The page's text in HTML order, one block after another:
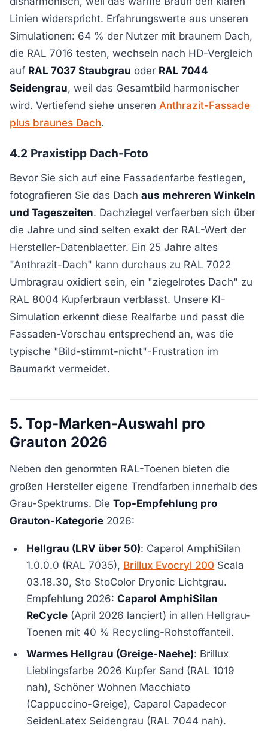
Linien widerspricht. Erfahrungswerte aus unseren
Simulationen: 64 % der Nutzer mit braunem Dach,
die RAL 7016 testen, wechseln nach HD-Vergleich
auf RAL 7037 Staubgrau oder RAL 7044
Seidengrau, weil das Gesamtbild harmonischer
wird. Vertiefend siehe unseren Anthrazit-Fassade
plus braunes Dach.
4.2 Praxistipp Dach-Foto
Bevor Sie sich auf eine Fassadenfarbe festlegen,
fotografieren Sie das Dach aus mehreren Winkeln
und Tageszeiten. Dachziegel verfaerben sich über
die Jahre und sind selten exakt der RAL-Wert der
Hersteller-Datenblaetter. Ein 25 Jahre altes
"Anthrazit-Dach" kann durchaus zu RAL 7022
Umbragrau oxidiert sein, ein "ziegelrotes Dach" zu
RAL 8004 Kupferbraun verblasst. Unsere KI-
Simulation erkennt diese Realfarbe und passt die
Fassaden-Vorschau entsprechend an, was die
typische "Bild-stimmt-nicht"-Frustration im
Baumarkt vermeidet.
5. Top-Marken-Auswahl pro
Grauton 2026
Neben den genormten RAL-Toenen bieten die
großen Hersteller eigene Trendfarben innerhalb des
Grau-Spektrums. Die Top-Empfehlung pro
Grauton-Kategorie 2026:
Hellgrau (LRV über 50): Caparol AmphiSilan
1.0.0.0 (RAL 7035), Brillux Evocryl 200 Scala
03.18.30, Sto StoColor Dryonic Lichtgrau.
Empfehlung 2026:Caparol AmphiSilan
ReCycle (April 2026 lanciert) in allen Hellgrau-
Toenen mit 40 % Recycling-Rohstoffanteil.
Warmes Hellgrau (Greige-Naehe): Brillux
Lieblingsfarbe 2026 Kupfer Sand (RAL 1019
nah), Schöner Wohnen Macchiato
(Cappuccino-Greige), Caparol Capadecor
SeidenLatex Seidengrau (RAL 7044 nah).